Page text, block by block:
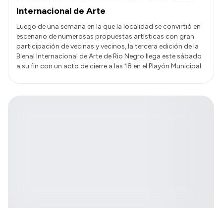
Internacional de Arte
Luego de una semana en la que la localidad se convirtió en
escenario de numerosas propuestas artísticas con gran
participación de vecinas y vecinos, la tercera edición de la
Bienal Internacional de Arte de Rio Negro llega este sábado
a su fin con un acto de cierre a las 18 en el Playón Municipal.